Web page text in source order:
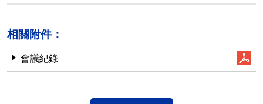
相關附件：
會議紀錄